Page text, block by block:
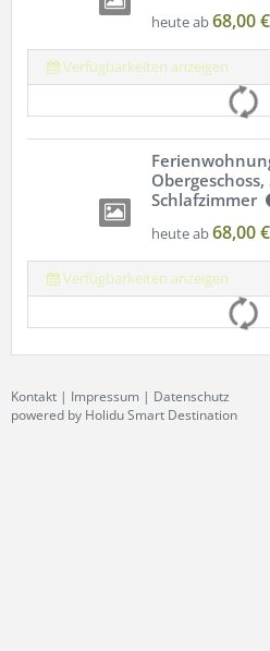
heute ab68,00 €
Verfügbarkeiten anzeigen
Schlafzimmer
heute ab68,00 €
Verfügbarkeiten anzeigen
Kontakt | Impressum | Datenschutz
powered by Holidu Smart Destination